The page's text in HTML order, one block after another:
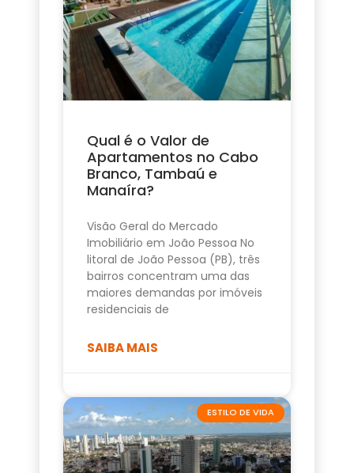
Qual é o Valor de
Apartamentos no Cabo
Branco, Tambaú e
Manaíra?
Visão Geral do Mercado
Imobiliário em João Pessoa No
litoral de João Pessoa (PB), três
bairros concentram uma das
maiores demandas por imóveis
residenciais de
SAIBA MAIS
ESTILO DE VIDA